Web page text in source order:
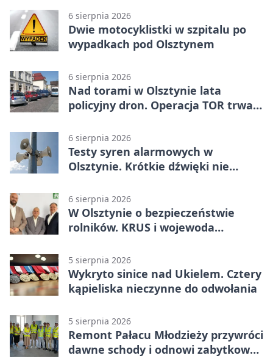
6 sierpnia 2026
Dwie motocyklistki w szpitalu po
wypadkach pod Olsztynem
6 sierpnia 2026
Nad torami w Olsztynie lata
policyjny dron. Operacja TOR trwa
6 sierpnia 2026
Testy syren alarmowych w
Olsztynie. Krótkie dźwięki nie
6 sierpnia 2026
W Olsztynie o bezpieczeństwie
rolników. KRUS i wojewoda
5 sierpnia 2026
Wykryto sinice nad Ukielem. Cztery
kąpieliska nieczynne do odwołania
5 sierpnia 2026
Remont Pałacu Młodzieży przywróci
dawne schody i odnowi zabytkowy